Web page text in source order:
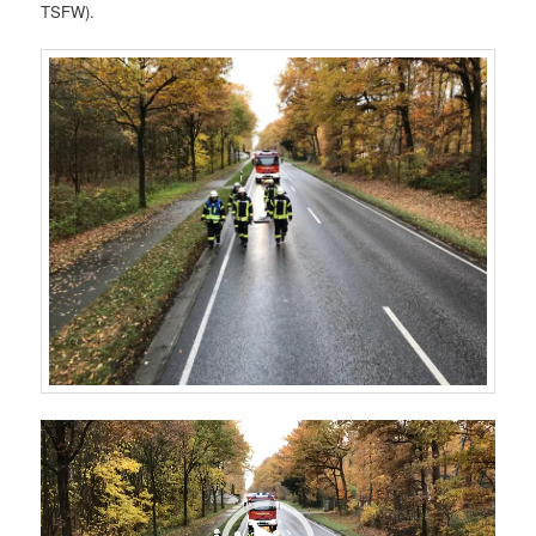
TSFW).
Video-
Player